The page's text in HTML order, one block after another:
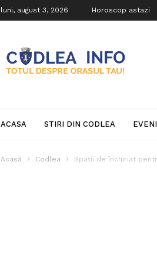
luni, august 3, 2026 Horoscop astazi
Info
ACASA STIRI DIN CODLEA
Acasă Codlea Spații de închiriat